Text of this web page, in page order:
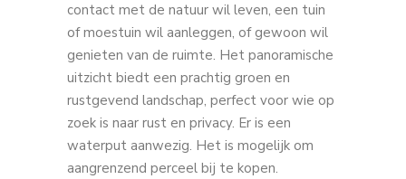
contact met de natuur wil leven, een tuin
of moestuin wil aanleggen, of gewoon wil
genieten van de ruimte. Het panoramische
uitzicht biedt een prachtig groen en
rustgevend landschap, perfect voor wie op
zoek is naar rust en privacy. Er is een
waterput aanwezig. Het is mogelijk om
aangrenzend perceel bij te kopen.